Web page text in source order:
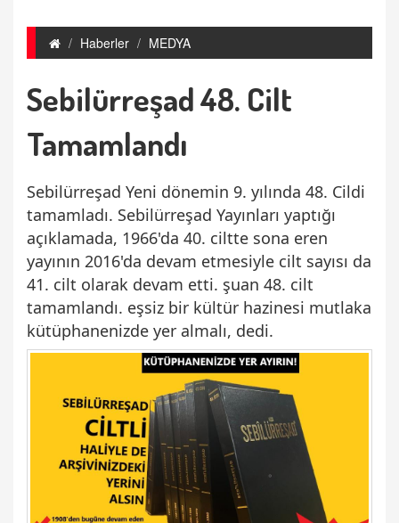
Haberler MEDYA
Sebilürreşad 48. Cilt
Tamamlandı
Sebilürreşad Yeni dönemin 9. yılında 48. Cildi
tamamladı. Sebilürreşad Yayınları yaptığı
açıklamada, 1966'da 40. ciltte sona eren
yayının 2016'da devam etmesiyle cilt sayısı da
41. cilt olarak devam etti. şuan 48. cilt
tamamlandı. eşsiz bir kültür hazinesi mutlaka
kütüphanenizde yer almalı, dedi.